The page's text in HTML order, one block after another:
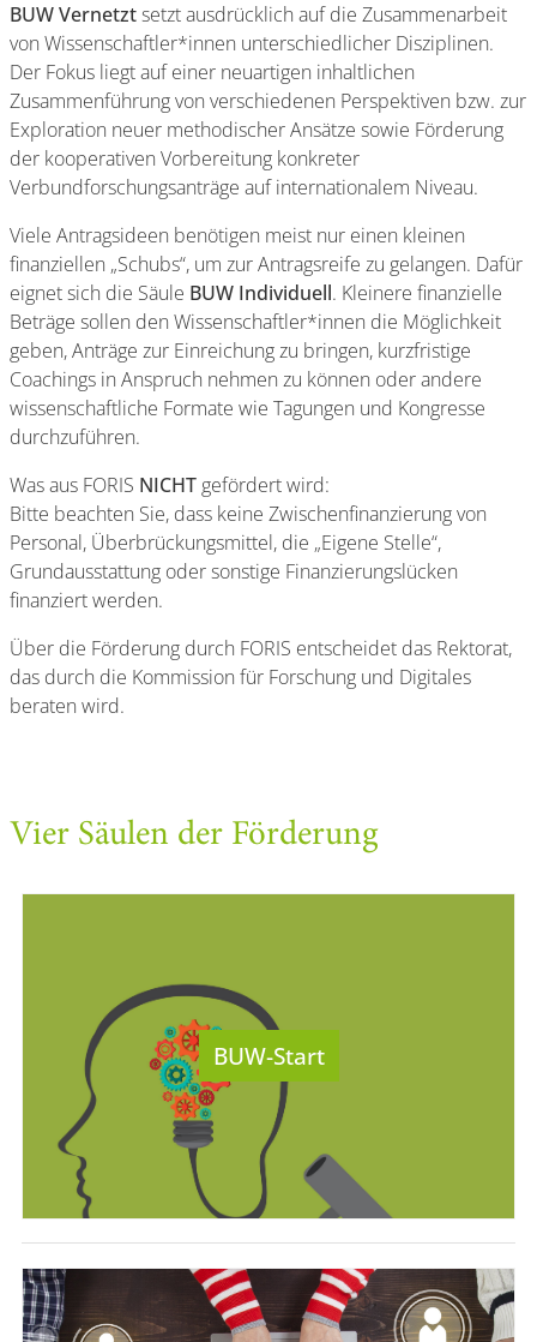
BUW Vernetztsetzt ausdrücklich auf die Zusammenarbeit
von Wissenschaftler*innen unterschiedlicher Disziplinen.
Der Fokus liegt auf einer neuartigen inhaltlichen
Zusammenführung von verschiedenen Perspektiven bzw. zur
Exploration neuer methodischer Ansätze sowie Förderung
der kooperativen Vorbereitung konkreter
Verbundforschungsanträge auf internationalem Niveau.
Viele Antragsideen benötigen meist nur einen kleinen
finanziellen „Schubs“, um zur Antragsreife zu gelangen. Dafür
eignet sich die Säule BUW Individuell. Kleinere finanzielle
Beträge sollen den Wissenschaftler*innen die Möglichkeit
geben, Anträge zur Einreichung zu bringen, kurzfristige
Coachings in Anspruch nehmen zu können oder andere
wissenschaftliche Formate wie Tagungen und Kongresse
durchzuführen.
Was aus FORIS NICHT gefördert wird:
Bitte beachten Sie, dass keine Zwischenfinanzierung von
Personal, Überbrückungsmittel, die „Eigene Stelle“,
Grundausstattung oder sonstige Finanzierungslücken
finanziert werden.
Über die Förderung durch FORIS entscheidet das Rektorat,
das durch die Kommission für Forschung und Digitales
beraten wird.
Vier Säulen der Förderung
BUW-Start